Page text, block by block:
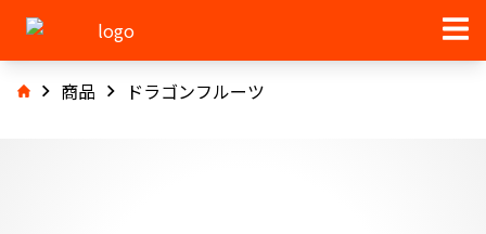
商品 ドラゴンフルーツ